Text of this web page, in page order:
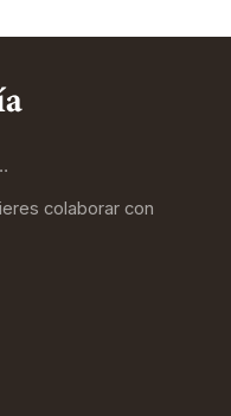
colaborar con